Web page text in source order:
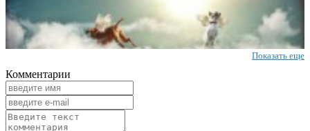
Показать еще
Комментарии